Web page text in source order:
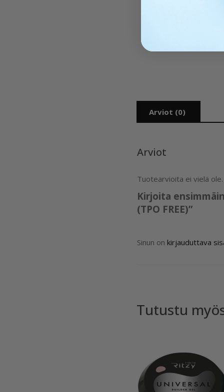
Arviot (0)
Arviot
Tuotearvioita ei vielä ole.
Kirjoita
(TPO FREE)”
Sinun on kirjauduttava
Tutustu